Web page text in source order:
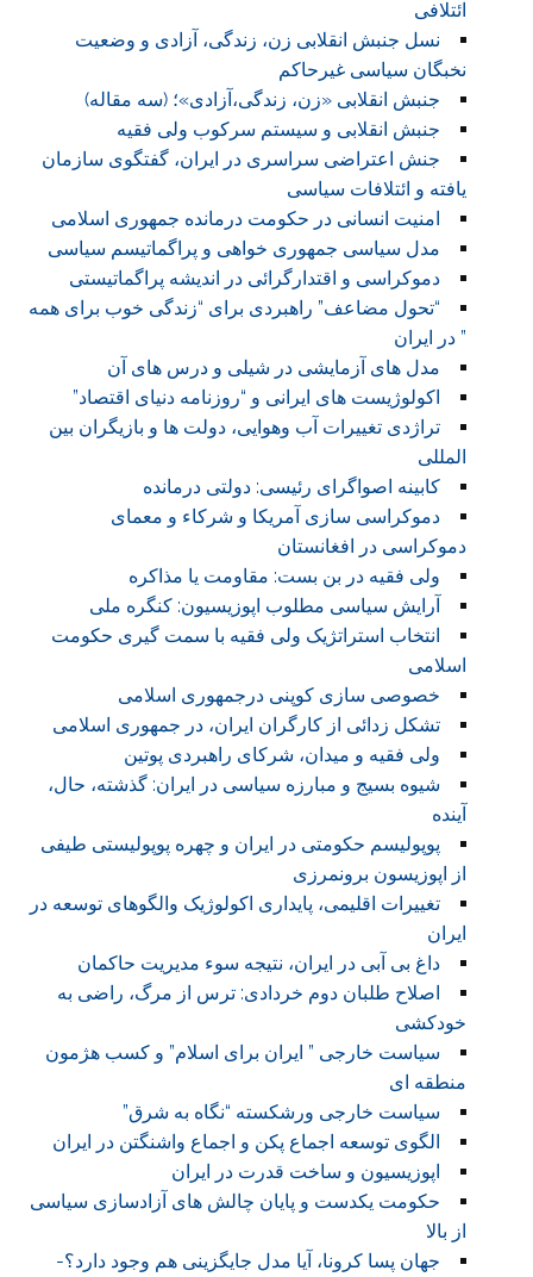
ائتلافی
نسل جنبش انقلابی زن، زندگی، آزادی و وضعیت
نخبگان سیاسی غیرحاکم
جنبش انقلابی «زن، زندگی،آزادی»؛ (سه مقاله)
جنبش انقلابی و سیستم سرکوب ولی فقیه
جنش اعتراضی سراسری در ایران، گفتگوی سازمان
یافته و ائتلافات سیاسی
امنیت انسانی در حکومت درمانده جمهوری اسلامی
مدل سیاسی جمهوری خواهی و پراگماتیسم سیاسی
دموکراسی و اقتدارگرائی در اندیشه پراگماتیستی
“تحول مضاعف” راهبردی برای “زندگی خوب برای همه
” در ایران
مدل های آزمایشی در شیلی و درس های آن
اکولوژیست های ایرانی و “روزنامه دنیای اقتصاد”
تراژدی تغییرات آب وهوایی، دولت ها و بازیگران بین
المللی
کابینه اصواگرای رئیسی: دولتی درمانده
دموکراسی سازی آمریکا و شرکاء و معمای
دموکراسی در افغانستان
ولی فقیه در بن بست: مقاومت یا مذاکره
آرایش سیاسی مطلوب اپوزیسیون: کنگره ملی
انتخاب استراتژیک ولی فقیه با سمت گیری حکومت
اسلامی
خصوصی سازی کوپنی درجمهوری اسلامی
تشکل زدائی از کارگران ایران، در جمهوری اسلامی
ولی فقیه و میدان، شرکای راهبردی پوتین
شیوه بسیج و مبارزه سیاسی در ایران: گذشته، حال،
آینده
پوپولیسم حکومتی در ایران و چهره پوپولیستی طیفی
از اپوزیسون برونمرزی
تغییرات اقلیمی، پایداری اکولوژیک والگوهای توسعه در
ایران
داغ بی آبی در ایران، نتیجه سوء مدیریت حاکمان
اصلاح طلبان دوم خردادی: ترس از مرگ، راضی به
خودکشی
سیاست خارجی ” ایران برای اسلام” و کسب هژمون
منطقه ای
سیاست خارجی ورشکسته “نگاه به شرق”
الگوی توسعه اجماع پکن و اجماع واشنگتن در ایران
اپوزیسیون و ساخت قدرت در ایران
حکومت یکدست و پایان چالش های آزادسازی سیاسی
از بالا
جهان پسا کرونا، آیا مدل جایگزینی هم وجود دارد؟-